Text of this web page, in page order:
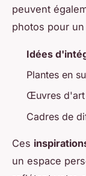
peuvent
photos pour
Idées
Plantes en
Œuvres
Cadres de
Ces
un espace